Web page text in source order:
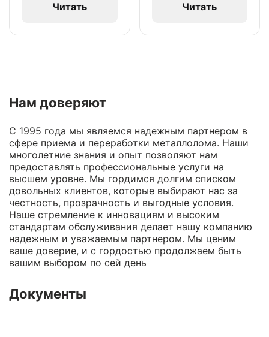
Читать
Читать
Нам доверяют
С 1995 года мы являемся надежным партнером в
сфере приема и переработки металлолома. Наши
многолетние знания и опыт позволяют нам
предоставлять профессиональные услуги на
высшем уровне. Мы гордимся долгим списком
довольных клиентов, которые выбирают нас за
честность, прозрачность и выгодные условия.
Наше стремление к инновациям и высоким
стандартам обслуживания делает нашу компанию
надежным и уважаемым партнером. Мы ценим
ваше доверие, и с гордостью продолжаем быть
вашим выбором по сей день
Документы